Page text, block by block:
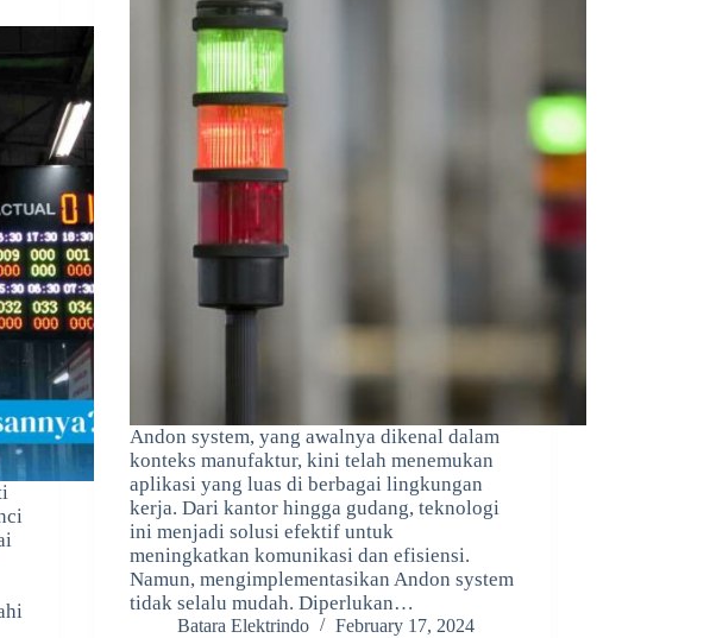
Andon system, yang awalnya dikenal dalam
konteks manufaktur, kini telah menemukan
aplikasi yang luas di berbagai lingkungan
kerja. Dari kantor hingga gudang, teknologi
ini menjadi solusi efektif untuk
meningkatkan komunikasi dan efisiensi.
Namun, mengimplementasikan Andon system
tidak selalu mudah. Diperlukan…
Batara Elektrindo February 17, 2024